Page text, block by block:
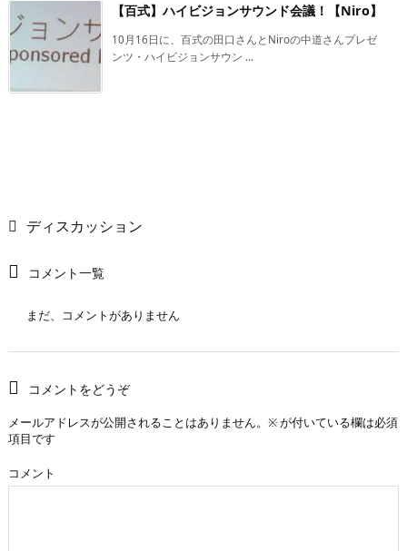
【百式】ハイビジョンサウンド会議！【Niro】
10月16日に、百式の田口さんとNiroの中道さんプレゼ
ンツ・ハイビジョンサウン ...
ディスカッション
コメント一覧
まだ、コメントがありません
コメントをどうぞ
メールアドレスが公開されることはありません。 ※が付いている欄は必須
項目です
コメント